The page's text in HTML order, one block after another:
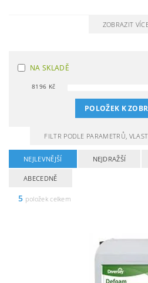
ZOBRAZIT
NA SKLADĚ
8196 Kč
POLOŽEK K
FILTR PODLE PARAMETRŮ,
NEJLEVNĚJŠÍ NEJDRAŽŠÍ
ABECEDNĚ
5 položek celkem